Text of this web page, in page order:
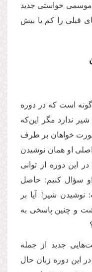
خواستی جدید
قبلی را کم یا بیش
است که در دوره
ندارد مگر این‌که
خواهان بر طرف
او همان نوشیدن
این دوره از توانی
او سؤال کنیم: حاصل
شیر! آیا بر
و چنین پاسخی به
جدید از جمله
این دوره زبان حال